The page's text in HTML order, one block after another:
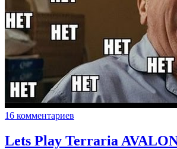
16 комментариев
Lets Play Terraria